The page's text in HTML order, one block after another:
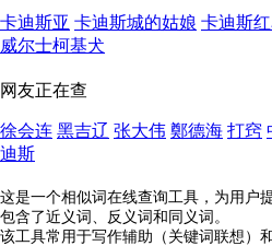
卡迪斯亚 卡迪斯城的姑娘 卡迪斯
威尔士柯基犬
网友正在查
徐会连 黑吉辽 张大伟 鄭德海 打窍
迪斯
这是一个相似词在线查询工具，为用户
包含了近义词、反义词和同义词。
该工具常用于写作辅助（关键词联想）